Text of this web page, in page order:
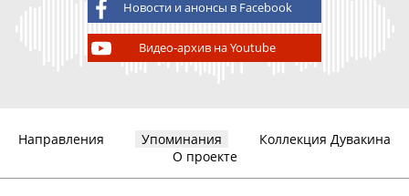
Новости и анонсы в Facebook
Видео-архив на Youtube
Направления Упоминания
Коллекция Дувакина
О проекте